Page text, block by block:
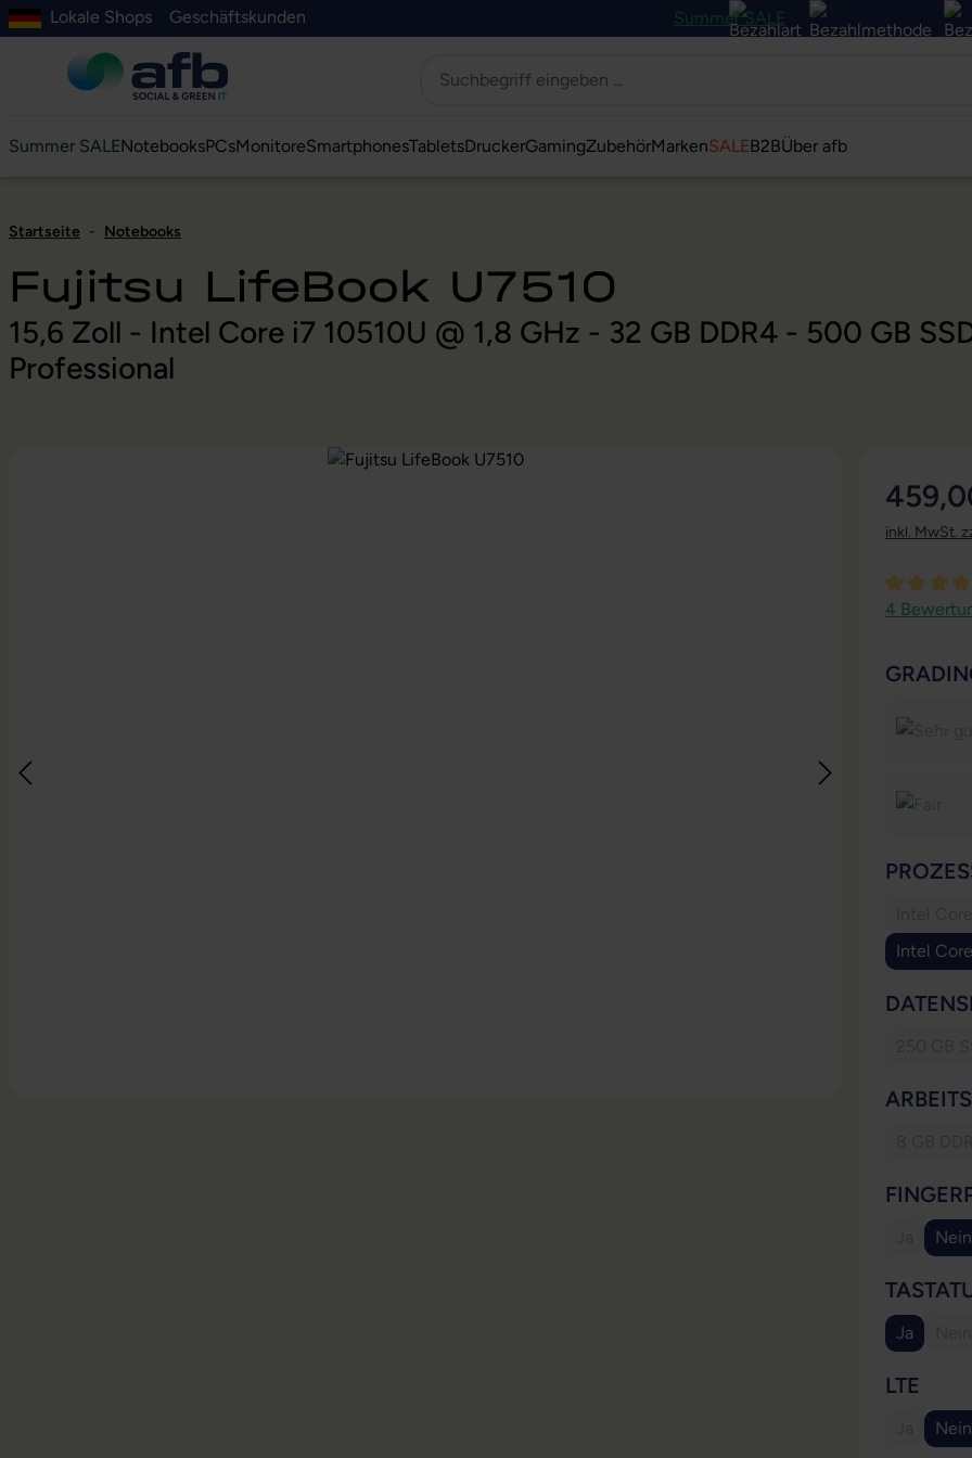
springen
Suche springen
Zur Hauptnavigation springen
Zur Navigation der B2B-Plattform springen
Lokale Shops Geschäftskunden Summer SALE
Summer SALENotebooksPCsMonitoreSmartphonesTabletsDruckerGamingZubehörMarkenSALEB2BÜber afb
Startseite - Notebooks
Fujitsu LifeBook U7510
15,6 Zoll - Intel Core i7 10510U @ 1,8 GHz - 32 GB DDR4 - 500 GB
Professional
inkl. MwSt.
4
Intel
(Diese
Nein
Ja
LTE
(Diese
Nein